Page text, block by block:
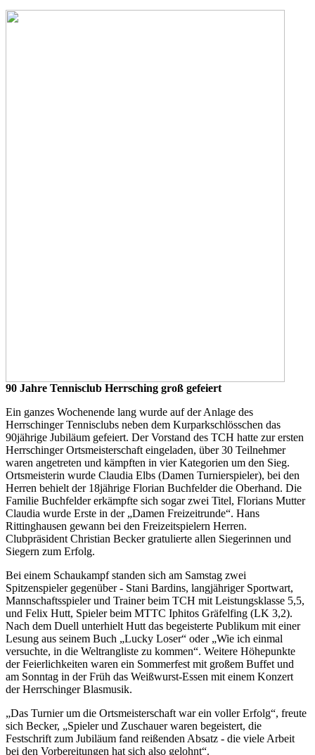
90 Jahre Tennisclub Herrsching groß gefeiert
Ein ganzes Wochenende lang wurde auf der Anlage des
Herrschinger Tennisclubs neben dem Kurparkschlösschen das
90jährige Jubiläum gefeiert. Der Vorstand des TCH hatte zur ersten
Herrschinger Ortsmeisterschaft eingeladen, über 30 Teilnehmer
waren angetreten und kämpften in vier Kategorien um den Sieg.
Ortsmeisterin wurde Claudia Elbs (Damen Turnierspieler), bei den
Herren behielt der 18jährige Florian Buchfelder die Oberhand. Die
Familie Buchfelder erkämpfte sich sogar zwei Titel, Florians Mutter
Claudia wurde Erste in der „Damen Freizeitrunde“. Hans
Rittinghausen gewann bei den Freizeitspielern Herren.
Clubpräsident Christian Becker gratulierte allen Siegerinnen und
Siegern zum Erfolg.
Bei einem Schaukampf standen sich am Samstag zwei
Spitzenspieler gegenüber - Stani Bardins, langjähriger Sportwart,
Mannschaftsspieler und Trainer beim TCH mit Leistungsklasse 5,5,
und Felix Hutt, Spieler beim MTTC Iphitos Gräfelfing (LK 3,2).
Nach dem Duell unterhielt Hutt das begeisterte Publikum mit einer
Lesung aus seinem Buch „Lucky Loser“ oder „Wie ich einmal
versuchte, in die Weltrangliste zu kommen“. Weitere Höhepunkte
der Feierlichkeiten waren ein Sommerfest mit großem Buffet und
am Sonntag in der Früh das Weißwurst-Essen mit einem Konzert
der Herrschinger Blasmusik.
„Das Turnier um die Ortsmeisterschaft war ein voller Erfolg“, freute
sich Becker, „Spieler und Zuschauer waren begeistert, die
Festschrift zum Jubiläum fand reißenden Absatz - die viele Arbeit
bei den Vorbereitungen hat sich also gelohnt“.